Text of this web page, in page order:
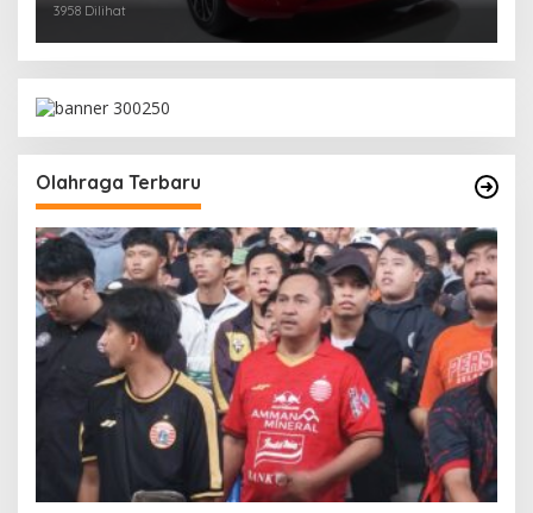
3958 Dilihat
Olahraga Terbaru